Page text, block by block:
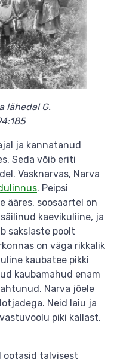
lähedal G.
ja kannatanud
Seda võib eriti
Vasknarvas, Narva
. Peipsi
ääres, soosaartel on
kaevikuliine, ja
sakslaste poolt
on väga rikkalik
kaubatee pikki
kaubamahud enam
Narva jõele
Neid laiu ja
piki kallast,
ootasid talvisest